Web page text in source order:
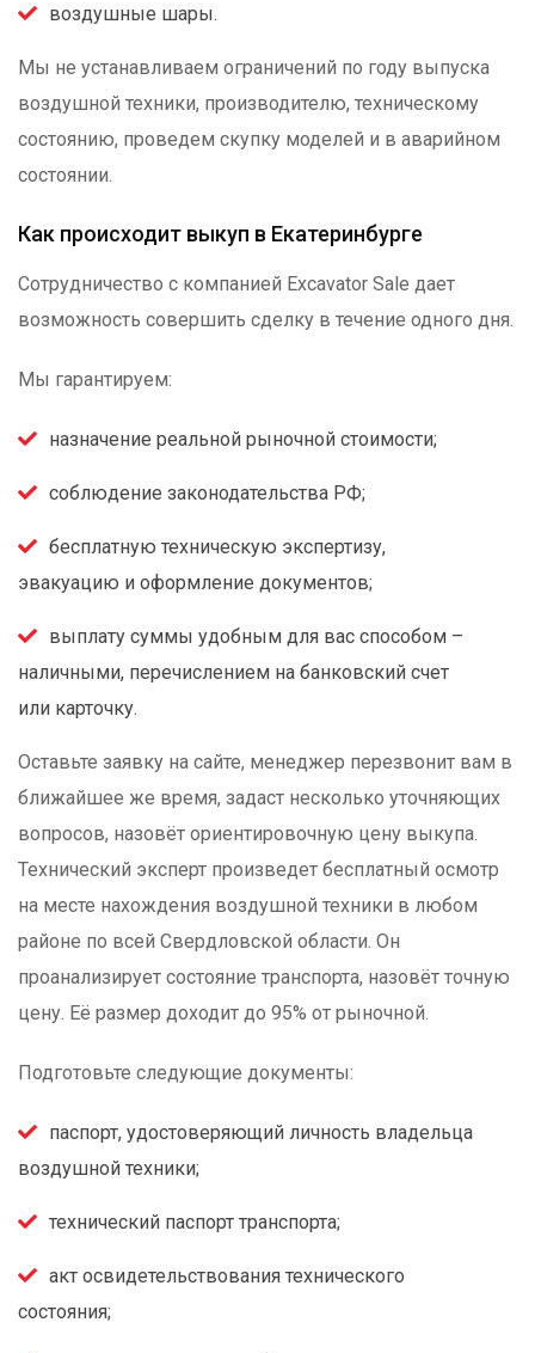
воздушные шары.
Мы не устанавливаем ограничений по году выпуска
воздушной техники, производителю, техническому
состоянию, проведем скупку моделей и в аварийном
состоянии.
Как происходит выкуп в Екатеринбурге
Сотрудничество с компанией Excavator Sale дает
возможность совершить сделку в течение одного дня.
Мы гарантируем:
назначение реальной рыночной стоимости;
соблюдение законодательства РФ;
бесплатную техническую экспертизу,
эвакуацию и оформление документов;
выплату суммы удобным для вас способом –
наличными, перечислением на банковский счет
или карточку.
Оставьте заявку на сайте, менеджер перезвонит вам в
ближайшее же время, задаст несколько уточняющих
вопросов, назовёт ориентировочную цену выкупа.
Технический эксперт произведет бесплатный осмотр
на месте нахождения воздушной техники в любом
районе по всей Свердловской области. Он
проанализирует состояние транспорта, назовёт точную
цену. Её размер доходит до 95% от рыночной.
Подготовьте следующие документы:
паспорт, удостоверяющий личность владельца
воздушной техники;
технический паспорт транспорта;
акт освидетельствования технического
состояния;